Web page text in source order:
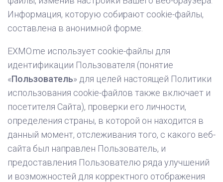
Информация, которую собирают cookie-файлы,
составлена ​​в анонимной форме.
EXMO.me использует cookie-файлы для
идентификации Пользователя (понятие
«Пользователь» для целей настоящей Политики
использования cookie-файлов также включает и
посетителя Сайта), проверки его личности,
определения страны, в которой он находится в
данный момент, отслеживания того, с какого веб-
сайта был направлен Пользователь, и
предоставления Пользователю ряда улучшений
и возможностей для корректного отображения